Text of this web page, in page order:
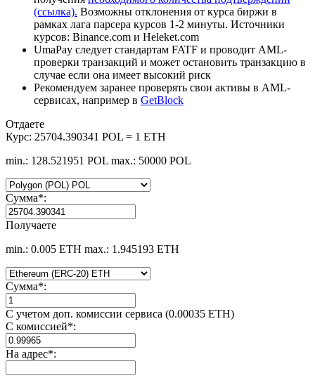
(ссылка). Возможны отклонения от курса биржи в
рамках лага парсера курсов 1-2 минуты. Источники
курсов: Binance.com и Heleket.com
UmaPay следует стандартам FATF и проводит AML-
проверки транзакций и может остановить транзакцию в
случае если она имеет высокий риск
Рекомендуем заранее проверять свои активы в AML-
сервисах, например в GetBlock
Отдаете
Курс: 25704.390341 POL = 1 ETH
min.: 128.521951 POL max.: 50000 POL
Сумма*:
Получаете
min.: 0.005 ETH max.: 1.945193 ETH
Сумма*:
С учетом доп. комиссии сервиса (0.00035 ETH)
С комиссией*:
На адрес*: